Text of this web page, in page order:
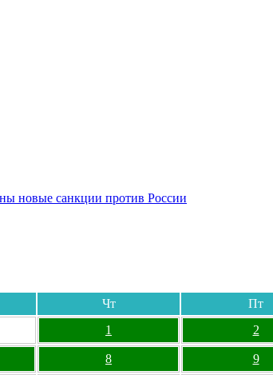
новые санкции против России
Чт Пт
1
2
8 9